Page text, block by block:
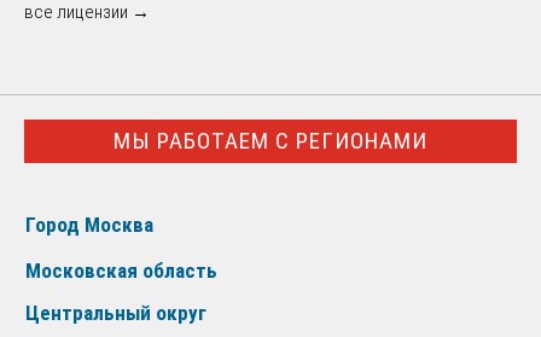
все лицензии →
МЫ РАБОТАЕМ С РЕГИОНАМИ
Город Москва
Московская область
Центральный округ